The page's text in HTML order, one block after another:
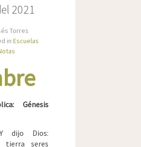
2021
Torres
in Escuelas
Génesis
dijo Dios:
tierra seres